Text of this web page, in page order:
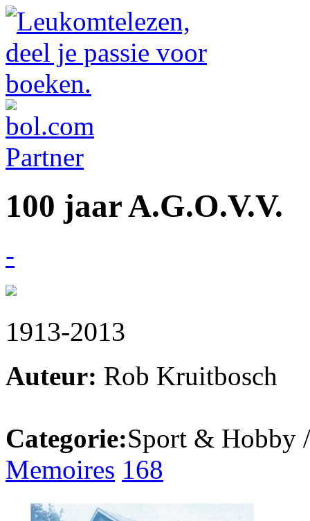
100 jaar A.G.O.V.V.
-
1913-2013
Auteur: Rob Kruitbosch
Categorie:Sport & Hobby
Memoires 168